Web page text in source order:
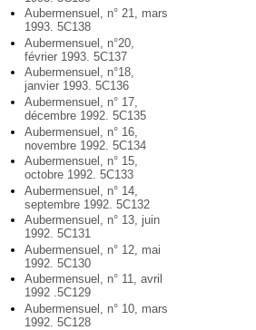
Aubermensuel, n° 21, mars
1993. 5C138
Aubermensuel, n°20,
février 1993. 5C137
Aubermensuel, n°18,
janvier 1993. 5C136
Aubermensuel, n° 17,
décembre 1992. 5C135
Aubermensuel, n° 16,
novembre 1992. 5C134
Aubermensuel, n° 15,
octobre 1992. 5C133
Aubermensuel, n° 14,
septembre 1992. 5C132
Aubermensuel, n° 13, juin
1992. 5C131
Aubermensuel, n° 12, mai
1992. 5C130
Aubermensuel, n° 11, avril
1992 .5C129
Aubermensuel, n° 10, mars
1992. 5C128